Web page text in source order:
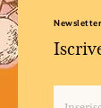
Newsletter